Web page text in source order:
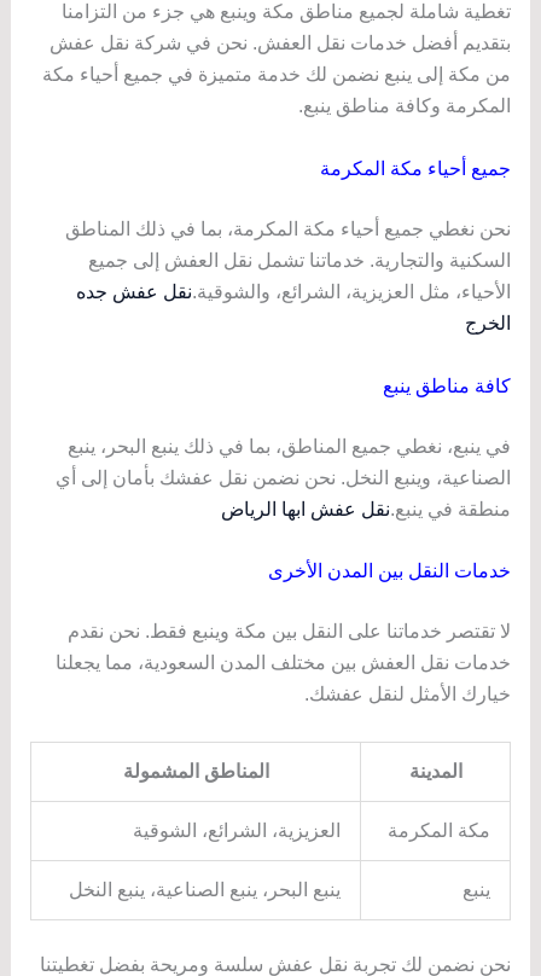
تغطية شاملة لجميع مناطق مكة وينبع هي جزء من التزامنا
بتقديم أفضل خدمات نقل العفش. نحن في شركة نقل عفش
من مكة إلى ينبع نضمن لك خدمة متميزة في جميع أحياء مكة
المكرمة وكافة مناطق ينبع.
جميع أحياء مكة المكرمة
نحن نغطي جميع أحياء مكة المكرمة، بما في ذلك المناطق
السكنية والتجارية. خدماتنا تشمل نقل العفش إلى جميع
الأحياء، مثل العزيزية، الشرائع، والشوقية.نقل عفش جده
الخرج
كافة مناطق ينبع
في ينبع، نغطي جميع المناطق، بما في ذلك ينبع البحر، ينبع
الصناعية، وينبع النخل. نحن نضمن نقل عفشك بأمان إلى أي
منطقة في ينبع.نقل عفش ابها الرياض
خدمات النقل بين المدن الأخرى
لا تقتصر خدماتنا على النقل بين مكة وينبع فقط. نحن نقدم
خدمات نقل العفش بين مختلف المدن السعودية، مما يجعلنا
خيارك الأمثل لنقل عفشك.
المدينة المناطق المشمولة
مكة المكرمة العزيزية، الشرائع، الشوقية
ينبع ينبع البحر، ينبع الصناعية، ينبع النخل
نحن نضمن لك تجربة نقل عفش سلسة ومريحة بفضل تغطيتنا